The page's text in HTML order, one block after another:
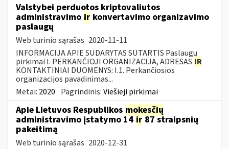
Valstybei perduotos kriptovaliutos
administravimo ir konvertavimo organizavimo
paslaugų
Web turinio sąrašas 2020-11-11
INFORMACIJA APIE SUDARYTAS SUTARTIS Paslaugų
pirkimai I. PERKANČIOJI ORGANIZACIJA, ADRESAS IR
KONTAKTINIAI DUOMENYS: I.1. Perkančiosios
organizacijos pavadinimas...
Metai: 2020 Pagrindinis:Viešieji pirkimai
Apie Lietuvos Respublikos mokesčių
administravimo įstatymo 14ir87 straipsnių
pakeitimą
Web turinio sąrašas 2020-12-31